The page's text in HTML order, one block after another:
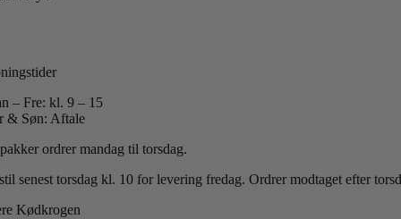
– Fre: kl. 9 – 15
& Søn: Aftale
ordrer mandag til torsdag.
senest torsdag kl. 10 for levering fredag.Ordrer modtaget efter
Kødkrogen